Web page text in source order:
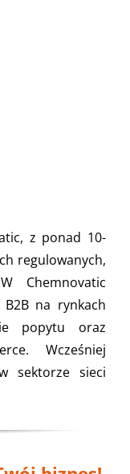
z ponad 10-
regulowanych,
Chemnovatic
na rynkach
popytu oraz
Wcześniej
sektorze sieci